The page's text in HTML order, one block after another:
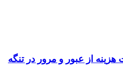
هزینه از عبور و مرور در تنگه